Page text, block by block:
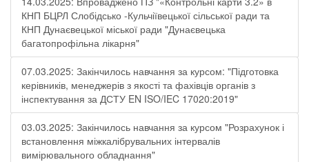
КНП БЦРЛ Слобідсько -Кульчіївецької сільської ради та
КНП Дунаєвецької міської ради "Дунаєвецька
багатопрофільна лікарня"
07.03.2025: Закінчилось навчання за курсом: "Підготовка
керівників, менеджерів з якості та фахівців органів з
інспектування за ДСТУ EN ISO/IEC 17020:2019"
03.03.2025: Закінчилось навчання за курсом "Розрахунок і
встановлення міжкалібрувальних інтервалів
вимірювального обладнання"